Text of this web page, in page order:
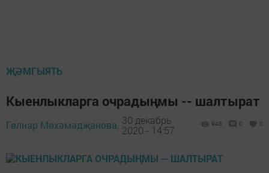
ҖӘМГЫЯТЬ
Кыенлыкларга очрадыңмы -- шалтырат
Гөлнар Мөхәмәдҗанова, 30 декабрь
2020 - 14:57
948 0 0